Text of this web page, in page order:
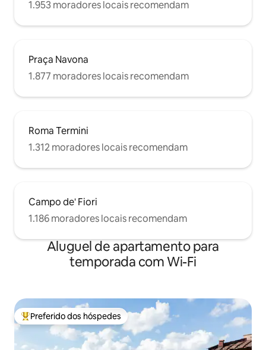
1.953 moradores locais recomendam
Praça Navona
1.877 moradores locais recomendam
Roma Termini
1.312 moradores locais recomendam
Campo de' Fiori
1.186 moradores locais recomendam
Aluguel de apartamento para
temporada com Wi-Fi
Entre os melhores preferidos dos hóspedes
Preferido dos hóspedes